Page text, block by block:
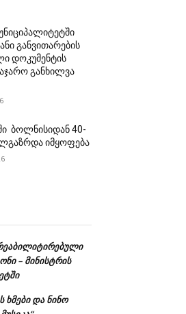
განვითარების
დოკუმენტის
განხილვა
ბოლნისიდან 40-
იმყოფება
– მინისტრის
ხმები და ნინო